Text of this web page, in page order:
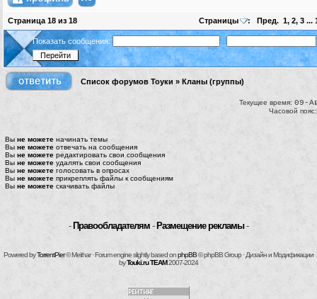
Страница 18 из 18 Страницы : Пред. 1, 2, 3 ...
Показать сообщения:
Список форумов Тоуки » Кланы (группы)
Текущее время: 09-
Часовой
Вы не можете начинать темы
Вы не можете отвечать на сообщения
Вы не можете редактировать свои сообщения
Вы не можете удалять свои сообщения
Вы не можете голосовать в опросах
Вы не можете прикреплять файлы к сообщениям
Вы не можете скачивать файлы
- Правообладателям - Размещение рекламы-
Powered byTorrentPier© Meithar · Forum engine slightly based onphpBB© phpBB Group · Дизайн и Модификации
byTouki.ru TEAM2007-2024